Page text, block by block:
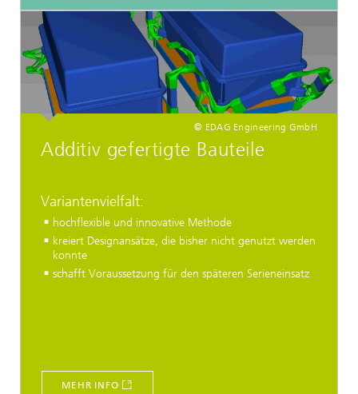
© EDAG Engineering GmbH
Additiv gefertigte Bauteile
Variantenvielfalt:
hochflexible und innovative Methode
kreiert Designansätze, die bisher nicht genutzt werden
konnte
schafft Voraussetzung für den späteren Serieneinsatz
MEHR INFO